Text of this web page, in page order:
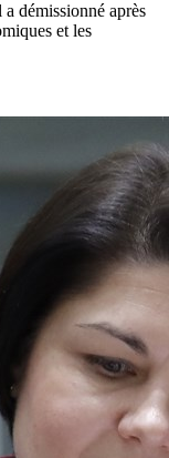
démissionné après
et les